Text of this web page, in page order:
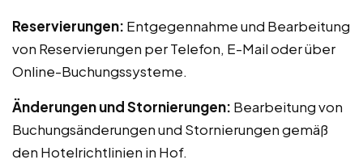
Reservierungen: Entgegennahme und Bearbeitung
von Reservierungen per Telefon, E-Mail oder über
Online-Buchungssysteme.
Änderungen und Stornierungen: Bearbeitung von
Buchungsänderungen und Stornierungen gemäß
den Hotelrichtlinien in Hof.